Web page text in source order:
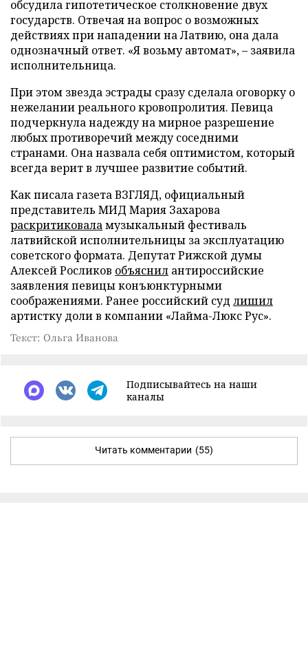
обсудила гипотетическое столкновение двух
государств. Отвечая на вопрос о возможных
действиях при нападении на Латвию, она дала
однозначный ответ. «Я возьму автомат», – заявила
исполнительница.
При этом звезда эстрады сразу сделала оговорку о
нежелании реального кровопролития. Певица
подчеркнула надежду на мирное разрешение
любых противоречий между соседними
странами. Она назвала себя оптимистом, который
всегда верит в лучшее развитие событий.
Как писала газета ВЗГЛЯД, официальный
представитель МИД Мария Захарова
раскритиковаламузыкальный фестиваль
латвийской исполнительницы за эксплуатацию
советского формата. Депутат Рижской думы
Алексей Росликов объяснил антироссийские
заявления певицы конъюнктурными
соображениями. Ранее российский суд лишил
артистку доли в компании «Лайма-Люкс Рус».
Текст: Ольга Иванова
Подписывайтесь на наши
каналы
Читать комментарии (55)